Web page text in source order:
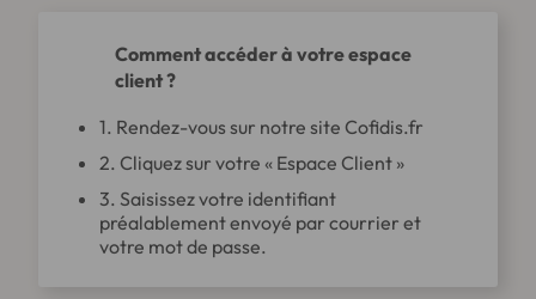
Comment accéder à votre espace
client ?
1. Rendez-vous sur notre site Cofidis.fr
2. Cliquez sur votre « Espace Client »
3. Saisissez votre identifiant
préalablement envoyé par courrier et
votre mot de passe.